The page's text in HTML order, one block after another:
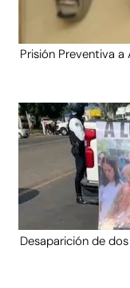
Prisión Preventiva
Desaparición de